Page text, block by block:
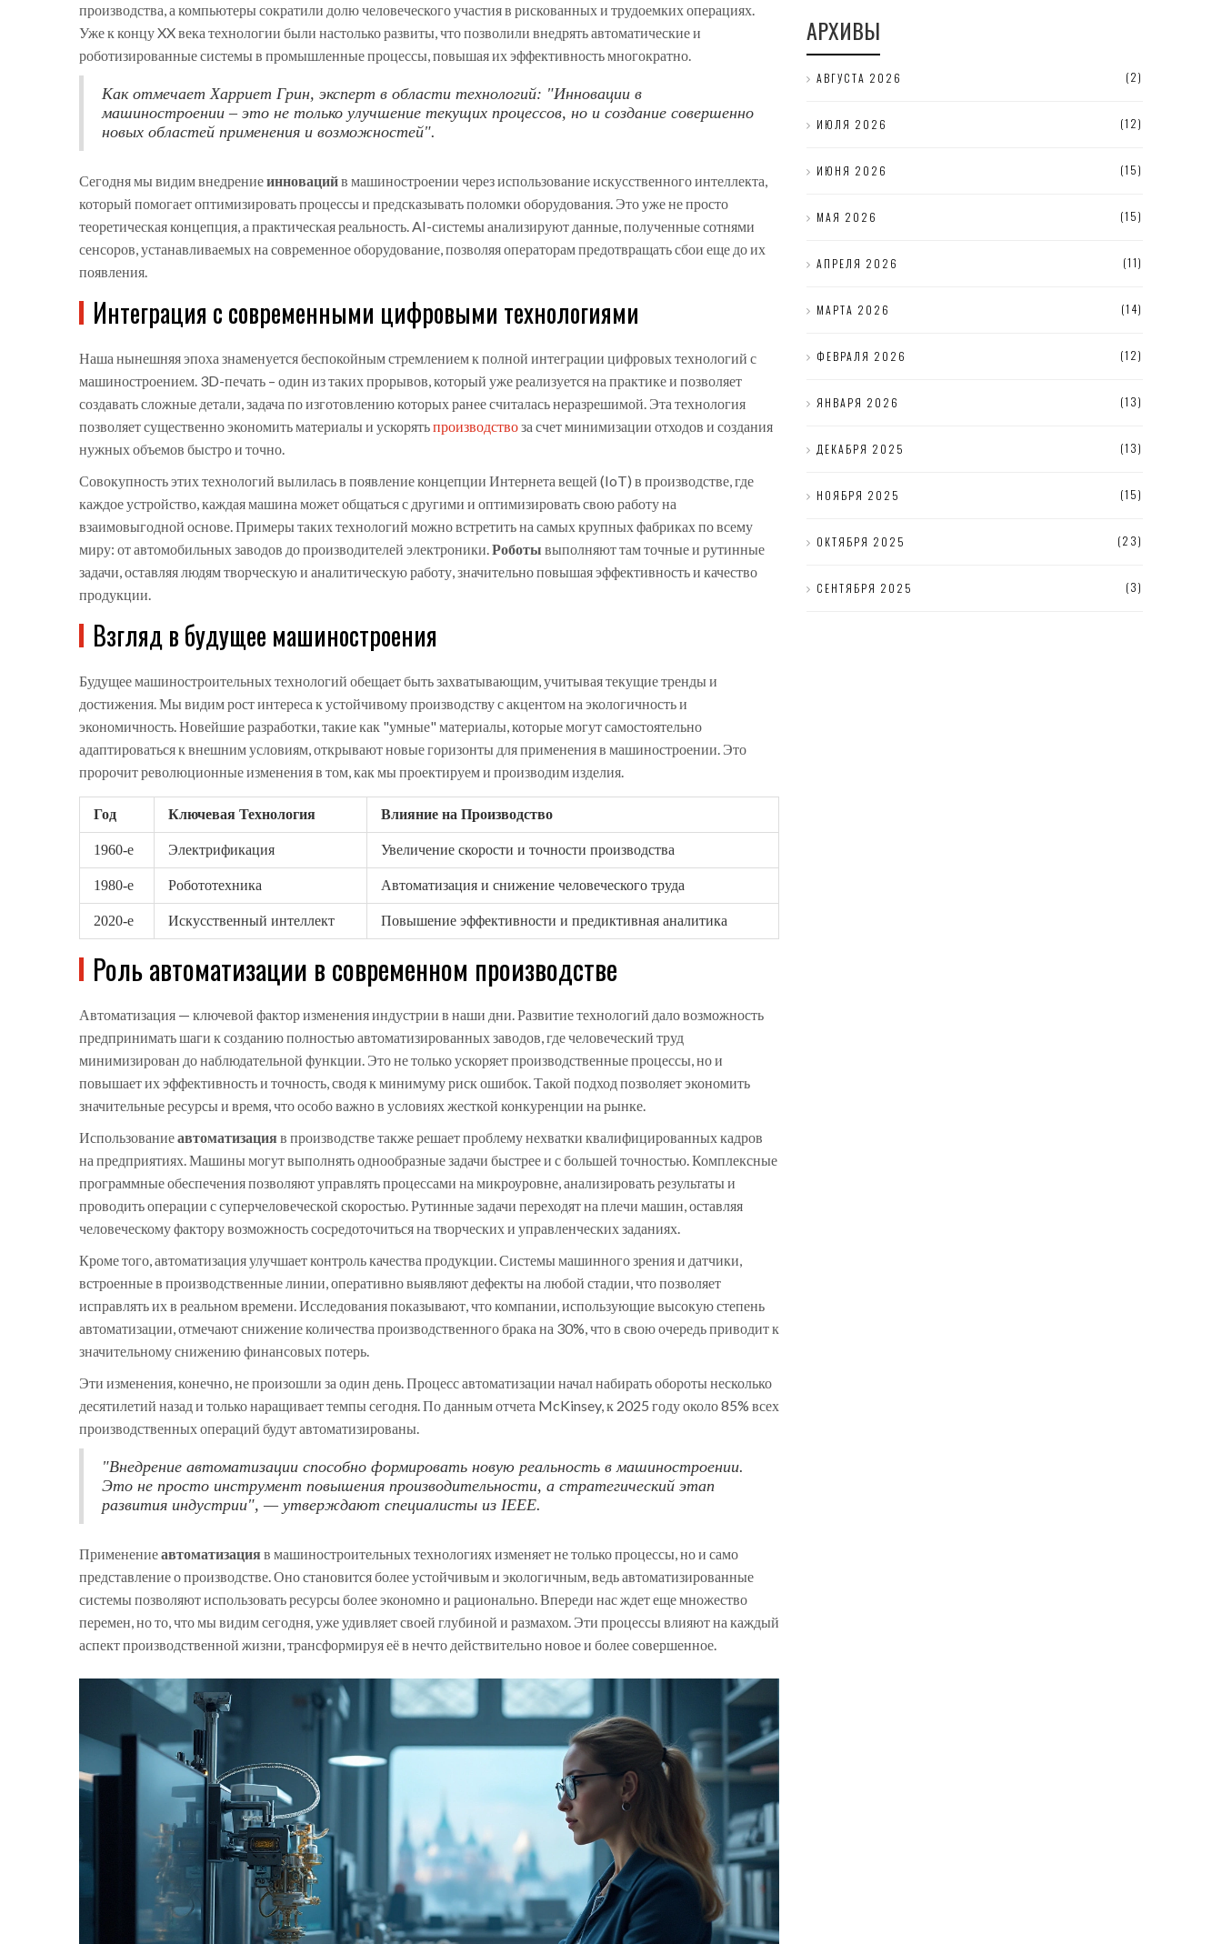
производства, а компьютеры сократили долю человеческого участия в рискованных и трудоемких операциях.
Уже к концу XX века технологии были настолько развиты, что позволили внедрять автоматические и
роботизированные системы в промышленные процессы, повышая их эффективность многократно.
Как отмечает Харриет Грин, эксперт в области технологий: "Инновации в
машиностроении – это не только улучшение текущих процессов, но и создание совершенно
новых областей применения и возможностей".
Сегодня мы видим внедрениеинновацийв машиностроении через использование искусственного интеллекта,
который помогает оптимизировать процессы и предсказывать поломки оборудования. Это уже не просто
теоретическая концепция, а практическая реальность. AI-системы анализируют данные, полученные сотнями
сенсоров, устанавливаемых на современное оборудование, позволяя операторам предотвращать сбои еще до их
появления.
Интеграция с современными цифровыми технологиями
Наша нынешняя эпоха знаменуется беспокойным стремлением к полной интеграции цифровых технологий с
машиностроением. 3D-печать – один из таких прорывов, который уже реализуется на практике и позволяет
создавать сложные детали, задача по изготовлению которых ранее считалась неразрешимой. Эта технология
позволяет существенно экономить материалы и ускорятьпроизводствоза счет минимизации отходов и создания
нужных объемов быстро и точно.
Совокупность этих технологий вылилась в появление концепции Интернета вещей (IoT) в производстве, где
каждое устройство, каждая машина может общаться с другими и оптимизировать свою работу на
взаимовыгодной основе. Примеры таких технологий можно встретить на самых крупных фабриках по всему
миру: от автомобильных заводов до производителей электроники.Роботы выполняют там точные и рутинные
задачи, оставляя людям творческую и аналитическую работу, значительно повышая эффективность и качество
продукции.
Взгляд в будущее машиностроения
Будущее машиностроительных технологий обещает быть захватывающим, учитывая текущие тренды и
достижения. Мы видим рост интереса к устойчивому производству с акцентом на экологичность и
экономичность. Новейшие разработки, такие как "умные" материалы, которые могут самостоятельно
адаптироваться к внешним условиям, открывают новые горизонты для применения в машиностроении. Это
пророчит революционные изменения в том, как мы проектируем и производим изделия.
Год Ключевая Технология Влияние на Производство
1960-е Электрификация Увеличение скорости и точности производства
1980-е Робототехника Автоматизация и снижение человеческого труда
2020-е Искусственный интеллект Повышение эффективности и предиктивная аналитика
Роль автоматизации в современном производстве
Автоматизация — ключевой фактор изменения индустрии в наши дни. Развитие технологий дало возможность
предпринимать шаги к созданию полностью автоматизированных заводов, где человеческий труд
минимизирован до наблюдательной функции. Это не только ускоряет производственные процессы, но и
повышает их эффективность и точность, сводя к минимуму риск ошибок. Такой подход позволяет экономить
значительные ресурсы и время, что особо важно в условиях жесткой конкуренции на рынке.
Использованиеавтоматизация в производстве также решает проблему нехватки квалифицированных кадров
на предприятиях. Машины могут выполнять однообразные задачи быстрее и с большей точностью. Комплексные
программные обеспечения позволяют управлять процессами на микроуровне, анализировать результаты и
проводить операции с суперчеловеческой скоростью. Рутинные задачи переходят на плечи машин, оставляя
человеческому фактору возможность сосредоточиться на творческих и управленческих заданиях.
Кроме того, автоматизация улучшает контроль качества продукции. Системы машинного зрения и датчики,
встроенные в производственные линии, оперативно выявляют дефекты на любой стадии, что позволяет
исправлять их в реальном времени. Исследования показывают, что компании, использующие высокую степень
автоматизации, отмечают снижение количества производственного брака на 30%, что в свою очередь приводит к
значительному снижению финансовых потерь.
Эти изменения, конечно, не произошли за один день. Процесс автоматизации начал набирать обороты несколько
десятилетий назад и только наращивает темпы сегодня. По данным отчета McKinsey, к 2025 году около 85% всех
производственных операций будут автоматизированы.
"Внедрение автоматизации способно формировать новую реальность в машиностроении.
Это не просто инструмент повышения производительности, а стратегический этап
развития индустрии", — утверждают специалисты из IEEE.
Применениеавтоматизация в машиностроительных технологиях изменяет не только процессы, но и само
представление о производстве. Оно становится более устойчивым и экологичным, ведь автоматизированные
системы позволяют использовать ресурсы более экономно и рационально. Впереди нас ждет еще множество
перемен, но то, что мы видим сегодня, уже удивляет своей глубиной и размахом. Эти процессы влияют на каждый
аспект производственной жизни, трансформируя её в нечто действительно новое и более совершенное.
АРХИВЫ
АВГУСТА 2026 (2)
ИЮЛЯ 2026 (12)
ИЮНЯ 2026 (15)
МАЯ 2026 (15)
АПРЕЛЯ 2026 (11)
МАРТА 2026 (14)
ФЕВРАЛЯ 2026 (12)
ЯНВАРЯ 2026 (13)
ДЕКАБРЯ 2025 (13)
НОЯБРЯ 2025 (15)
ОКТЯБРЯ 2025 (23)
СЕНТЯБРЯ 2025 (3)